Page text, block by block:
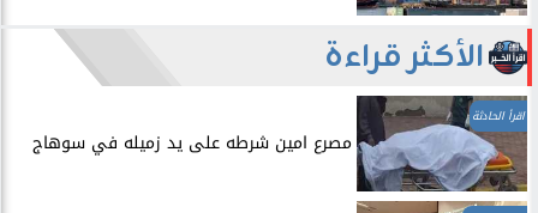
الأكثر قراءة
اقرأ الحادثة
مصرع امين شرطه على يد زميله في سوهاج